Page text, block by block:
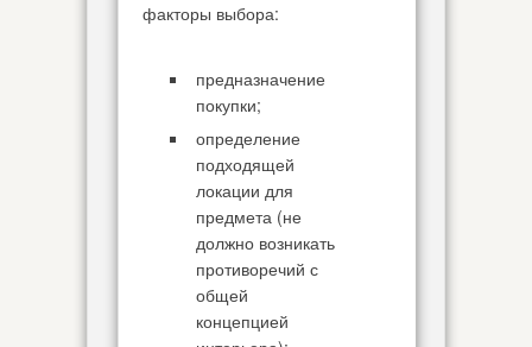
факторы выбора:
предназначение
покупки;
определение
подходящей
локации для
предмета (не
должно возникать
противоречий с
общей
концепцией